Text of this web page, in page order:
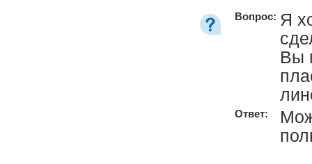
Вопрос: Я
Вы
Ответ: